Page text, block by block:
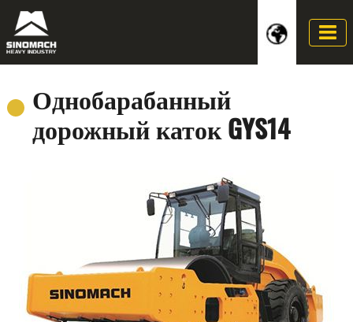
Однобарабанный
дорожный каток GYS14